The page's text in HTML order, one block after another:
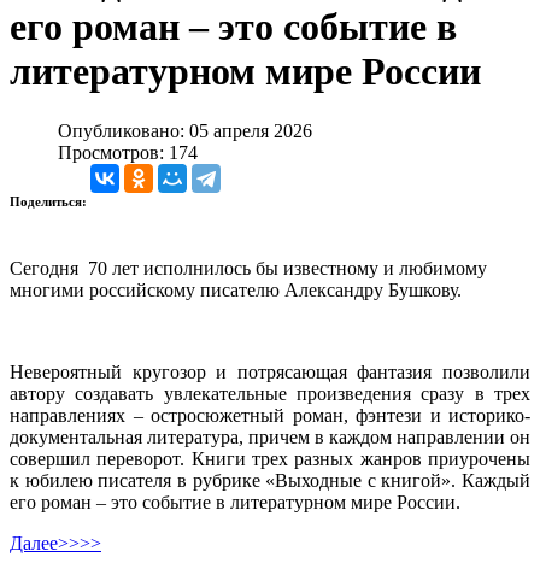
его роман – это событие в
литературном мире России
Опубликовано: 05 апреля 2026
Просмотров: 174
Поделиться:
Сегодня 70 лет исполнилось бы известному и любимому
многими российскому писателю Александру Бушкову.
Невероятный кругозор и потрясающая фантазия позволили
автору создавать увлекательные произведения сразу в трех
направлениях – остросюжетный роман, фэнтези и историко-
документальная литература, причем в каждом направлении он
совершил переворот. Книги трех разных жанров приурочены
к юбилею писателя в рубрике «Выходные с книгой». Каждый
его роман – это событие в литературном мире России.
Далее>>>>